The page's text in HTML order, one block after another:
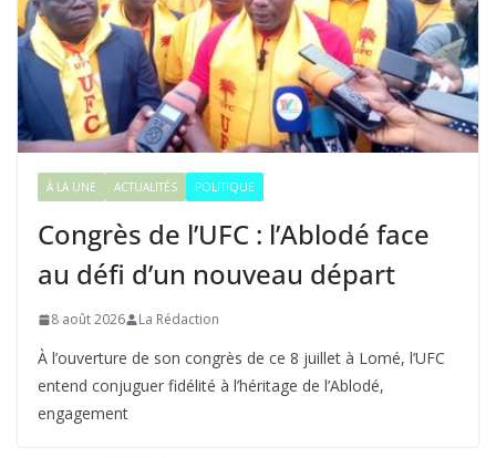
À LA UNE ACTUALITÉS POLITIQUE
Congrès de l’UFC : l’Ablodé face
au défi d’un nouveau départ
8 août 2026 La Rédaction
À l’ouverture de son congrès de ce 8 juillet à Lomé, l’UFC
entend conjuguer fidélité à l’héritage de l’Ablodé,
engagement